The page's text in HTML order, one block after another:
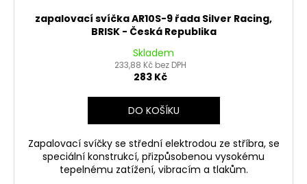
zapalovací svíčka AR10S-9 řada Silver Racing,
BRISK - Česká Republika
Skladem
233,88 Kč bez DPH
283 Kč
DO KOŠÍKU
Zapalovací svíčky se střední elektrodou ze stříbra, se
speciální konstrukcí, přizpůsobenou vysokému
tepelnému zatížení, vibracím a tlakům.